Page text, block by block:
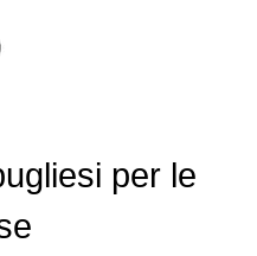
per le